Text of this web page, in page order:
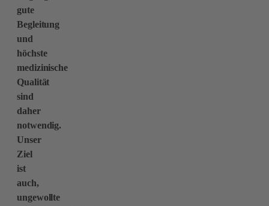
gute
Begleitung
und
höchste
medizinische
Qualität
sind
daher
notwendig.
Unser
Ziel
ist
auch,
ungewollte